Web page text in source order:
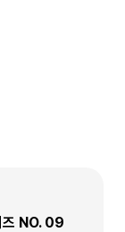
즈 NO. 09